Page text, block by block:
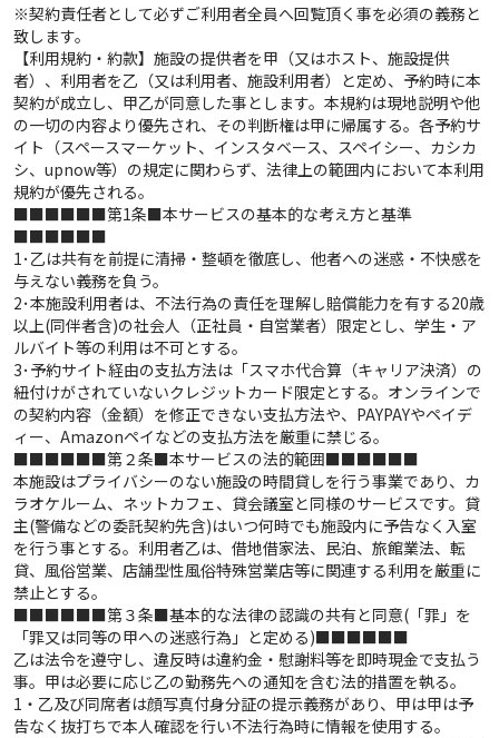
※契約責任者として必ずご利用者全員へ回覧頂く事を必須の義務と
致します。
【利用規約・約款】施設の提供者を甲（又はホスト、施設提供
者）、利用者を乙（又は利用者、施設利用者）と定め、予約時に本
契約が成立し、甲乙が同意した事とします。本規約は現地説明や他
の一切の内容より優先され、その判断権は甲に帰属する。各予約サ
イト（スペースマーケット、インスタベース、スペイシー、カシカ
シ、upnow等）の規定に関わらず、法律上の範囲内において本利用
規約が優先される。
■■■■■■第1条■本サービスの基本的な考え方と基準
■■■■■■
1･乙は共有を前提に清掃・整頓を徹底し、他者への迷惑・不快感を
与えない義務を負う。
2･本施設利用者は、不法行為の責任を理解し賠償能力を有する20歳
以上(同伴者含)の社会人（正社員・自営業者）限定とし、学生・ア
ルバイト等の利用は不可とする。
3･予約サイト経由の支払方法は「スマホ代合算（キャリア決済）の
紐付けがされていないクレジットカード限定とする。オンラインで
の契約内容（金額）を修正できない支払方法や、PAYPAYやペイデ
ィー、Amazonペイなどの支払方法を厳重に禁じる。
■■■■■■第２条■本サービスの法的範囲■■■■■■
本施設はプライバシーのない施設の時間貸しを行う事業であり、カ
ラオケルーム、ネットカフェ、貸会議室と同様のサービスです。貸
主(警備などの委託契約先含)はいつ何時でも施設内に予告なく入室
を行う事とする。利用者乙は、借地借家法、民泊、旅館業法、転
貸、風俗営業、店舗型性風俗特殊営業店等に関連する利用を厳重に
禁止とする。
■■■■■■第３条■基本的な法律の認識の共有と同意(「罪」を
「罪又は同等の甲への迷惑行為」と定める)■■■■■■
乙は法令を遵守し、違反時は違約金・慰謝料等を即時現金で支払う
事。甲は必要に応じ乙の勤務先への通知を含む法的措置を執る。
1・乙及び同席者は顔写真付身分証の提示義務があり、甲は甲は予
告なく抜打ちで本人確認を行い不法行為時に情報を使用する。